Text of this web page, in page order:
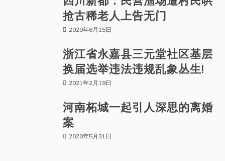
抢古稀老人上告无门
2020年6月15日
浙江省永嘉县三元堂社区基层
换届选举违法违规乱象丛生!
2021年2月19日
河南柘城一起引人深思的离婚
案
2020年5月31日